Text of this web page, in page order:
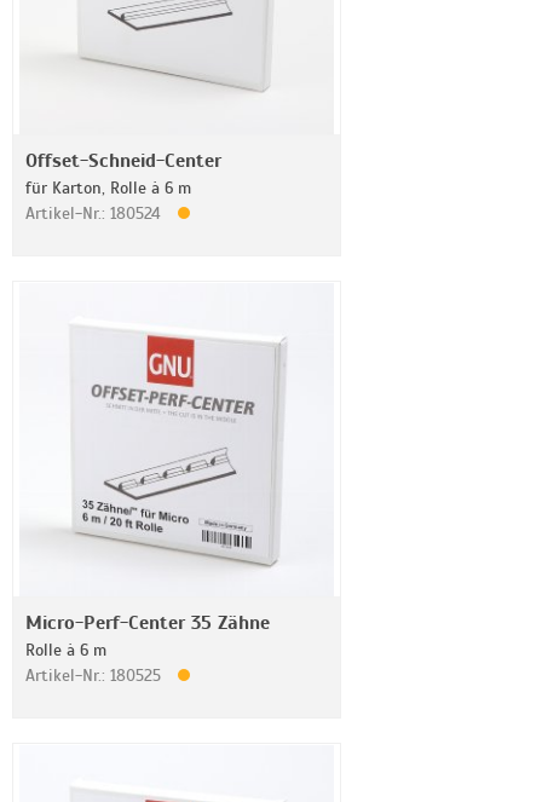
Offset-Schneid-Center
für Karton, Rolle à 6 m
Artikel-Nr.: 180524
Micro-Perf-Center 35 Zähne
Rolle à 6 m
Artikel-Nr.: 180525